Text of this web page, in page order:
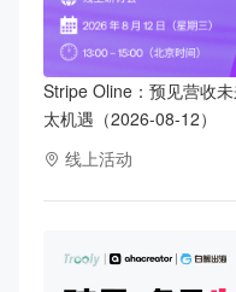
Stripe Oline：预见营收
太机遇（2026-08-12）
线上活动